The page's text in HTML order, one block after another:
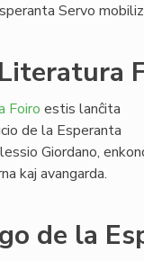
Servo
Foiro estis lanĉita
de la Esperanta
Giordano,
kaj avangarda.
de la